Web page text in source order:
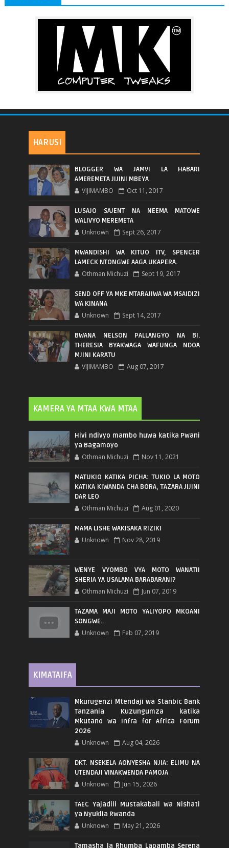
HARUSI
BLOGGER WA JAMVI LA HABARI
AMEREMETA JIJINI MBEYA
VIJIMAMBO Oct 11, 2017
LUSAJO SAJENT NA NEEMA MATOWE
WALIVYO MEREMETA
Unknown Sept 26, 2017
MWANDISHI WA KITUO ITV, SPENCER
LAMECK NTONGWE AAGA UKAPERA.
Othman Michuzi Sept 19, 2017
SEND OFF YA MKE MTARAJIWA WA MSAIDIZI
WA KINANA
Unknown Sept 14, 2017
BWANA NELSON PALLANGYO NA BI.
THERESIA BYAKWAGA WAFUNGA NDOA
MJINI KARATU
VIJIMAMBO Aug 07, 2017
KAMERA YA MTAA KWA MTAA
Hivi ndivyo mambo huwa katika Pwani
ya Bagamoyo
Othman Michuzi Nov 11, 2021
MATUKIO KATIKA PICHA: TUKIO LA MOTO
KATIKA KIWANDA CHA BORA, TAZARA JIJINI
DAR LEO
Othman Michuzi Aug 01, 2020
MAMA LISHE WAKISAKA RIZIKI
Unknown Nov 28, 2019
WENYE VYOMBO VYA MOTO WANATII
SHERIA YA USALAMA BARABARANI?
Othman Michuzi Jun 07, 2019
TAZAMA MAJI MOTO YALIYOPO MKOANI
SONGWE..
Unknown Feb 07, 2019
KIMATAIFA
Mkurugenzi Mtendaji wa Stanbic Bank
Tanzania Kuzungumza katika
Mkutano wa Infra for Africa Forum
2026
Unknown Aug 04, 2026
DKT. NSEKELA AONYESHA NJIA: ELIMU NA
UTENDAJI VINAKWENDA PAMOJA
Unknown Jun 15, 2026
TAEC Yajadili Mustakabali wa Nishati
ya Nyuklia Rwanda
Unknown May 21, 2026
Tamasha la Rhumba Lapamba Serena